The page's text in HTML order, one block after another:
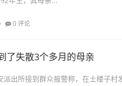
0 评论
了失散3个多月的母亲
出所接到群众报警称，在土楼子村